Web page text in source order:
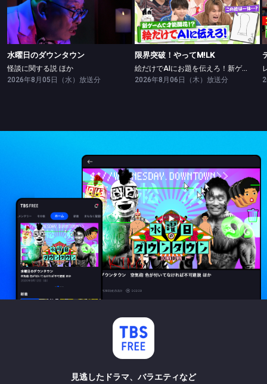
水曜日のダウンタウン
怪談に関する説 ほか
水曜日のダウンタウン
怪談に関する説 ほか
2026年8月05日（水）放送分
限界突破！やってM!LK
限界突破！やってM!LK
絵だけでAIにお題を伝えろ！新ゲームで絵の才能開花！？
2026年8月06日（木）放送分
見逃したドラマ、バラエティなど